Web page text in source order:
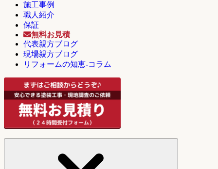
施工事例
職人紹介
保証
無料お見積
代表親方ブログ
現場親方ブログ
リフォームの知恵-コラム